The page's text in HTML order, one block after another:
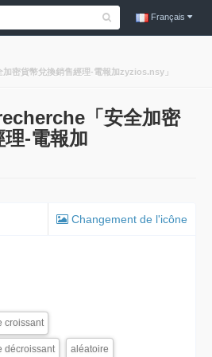
Français
密貨幣兌換銷售經理-電報加zyzios.nsy」
「安全加密
-電報加
Changement de l'icône
croissant
décroissant aléatoire